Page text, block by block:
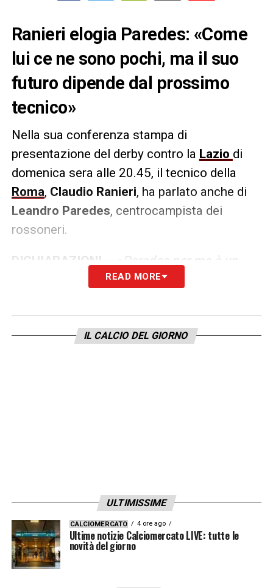
Ranieri elogia Paredes: «Come
lui ce ne sono pochi, ma il suo
futuro dipende dal prossimo
tecnico»
Nella sua conferenza stampa di
presentazione del derby contro la Lazio di
domenica sera alle 20.45, il tecnico della
Roma, Claudio Ranieri, ha parlato anche di
Leandro Paredes, centrocampista dei
rossoneri.
DICHIARAZIONI –
Paredes per me è un
play eccezionale, sa dove mettere la palla,
accelerare. Per me è importante, dipende
dall’allenatore del futuro come vorrà giocare.
READ MORE
IL CALCIO DEL GIORNO
ULTIMISSIME
CALCIOMERCATO 4 ore ago
Ultime notizie Calciomercato LIVE: tutte le
novità del giorno